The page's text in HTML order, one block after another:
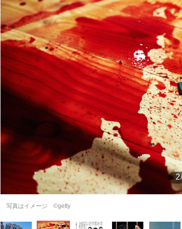
「目標達成できなかったからと言って…」サッカー日本代
the Style
写真はイメージ ©getty